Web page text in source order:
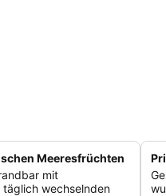
Meeresfrüchten
mit
wechselnden